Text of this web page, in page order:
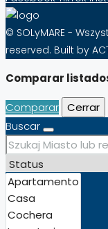
© SOLyMARE -
reserved. Built by
Comparar
Comparar Cerrar
Buscar